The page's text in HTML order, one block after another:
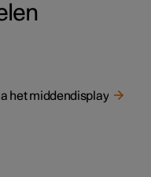
het middendisplay